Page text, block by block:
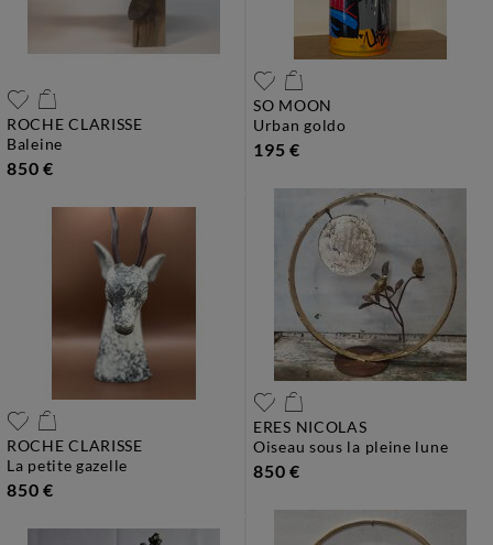
ROCHE CLARISSE
baleine
850 €
SO MOON
urban goldo
195 €
ROCHE CLARISSE
la petite gazelle
850 €
ERES NICOLAS
oiseau sous la pleine lune
850 €